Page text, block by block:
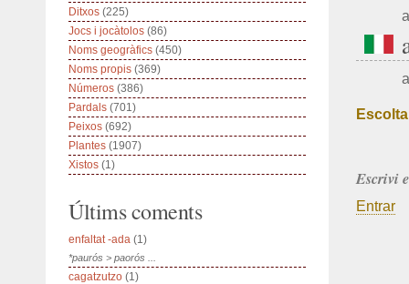
Escrivi
Entrar
Ditxos (225)
Jocs i jocàtolos (86)
Noms geogràfics (450)
Noms propis (369)
Números (386)
Pardals (701)
Peixos (692)
Plantes (1907)
Xistos (1)
Últims coments
enfaltat -ada (1)
*paurós > paorós ...
cagatzutzo (1)